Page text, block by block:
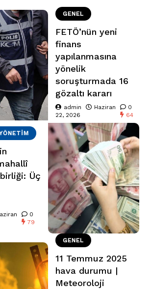
GENEL
FETÖ’nün yeni
finans
yapılanmasına
yönelik
soruşturmada 16
gözaltı kararı
admin
Haziran
22, 2026
0
64
Üç
0
79
GENEL
11 Temmuz 2025
hava durumu |
Meteoroloji